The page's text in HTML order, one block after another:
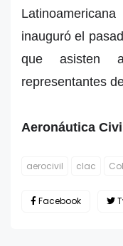
inauguró el
que asisten
representantes
Aeronáutica Civil
aerocivil clac
Facebook